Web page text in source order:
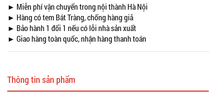
► Miễn phí vận chuyển trong nội thành Hà Nội
► Hàng có tem Bát Tràng, chống hàng giả
► Bảo hành 1 đổi 1 nếu có lỗi nhà sản xuất
► Giao hàng toàn quốc, nhận hàng thanh toán
Thông tin sản phẩm